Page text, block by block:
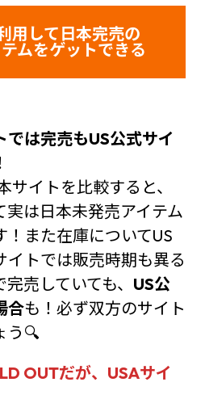
用して日本完売の
ムをゲットできる
では完売もUS公式サイ
サイトを比較すると、
実は日本未発売アイテム
また在庫についてUS
イトでは販売時期も異る
売していても、 US公
合も！必ず双方のサイト
う🔍
OUTだが、USAサイ